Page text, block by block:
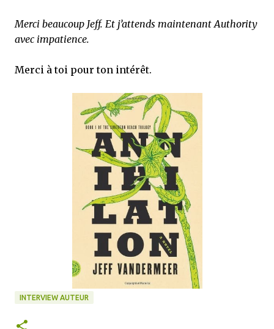
Merci beaucoup Jeff. Et j’attends maintenant Authority
avec impatience.
Merci à toi pour ton intérêt.
INTERVIEW AUTEUR